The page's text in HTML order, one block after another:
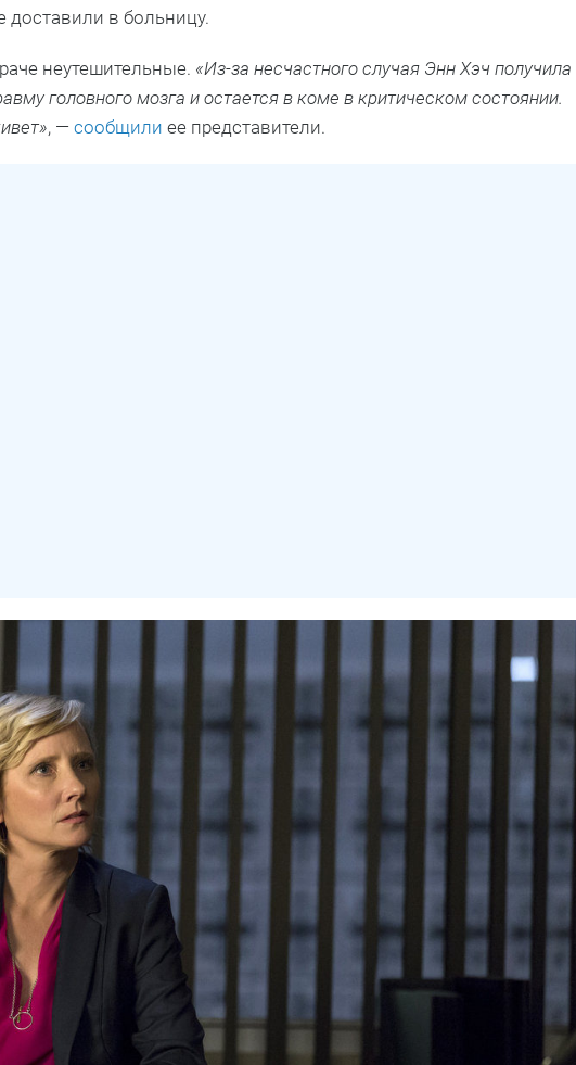
доставили в больницу.
неутешительные. «Из-за несчастного случая Энн Хэч получила
головного мозга и остается в коме в критическом состоянии.
, — сообщили ее представители.